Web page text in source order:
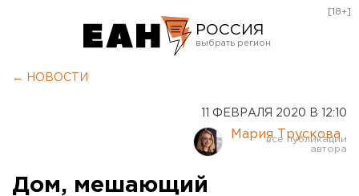
РОССИЯ
Курган
Оренбург
[18+]
← НОВОСТИ
11 ФЕВРАЛЯ 2020 В 12:10
Мария Трускова
Дом, мешающий